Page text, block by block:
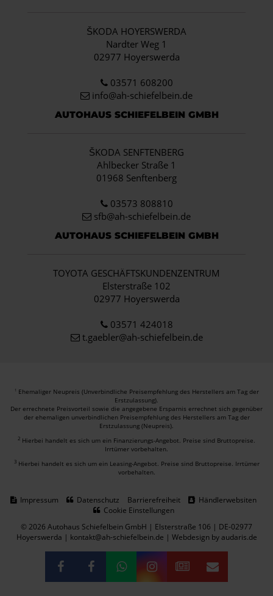
ŠKODA HOYERSWERDA
Nardter Weg 1
02977 Hoyerswerda
03571 608200
info@ah-schiefelbein.de
AUTOHAUS SCHIEFELBEIN GMBH
ŠKODA SENFTENBERG
Ahlbecker Straße 1
01968 Senftenberg
03573 808810
sfb@ah-schiefelbein.de
AUTOHAUS SCHIEFELBEIN GMBH
TOYOTA GESCHÄFTSKUNDENZENTRUM
Elsterstraße 102
02977 Hoyerswerda
03571 424018
t.gaebler@ah-schiefelbein.de
1 Ehemaliger Neupreis (Unverbindliche Preisempfehlung des Herstellers am Tag der
Erstzulassung).
Der errechnete Preisvorteil sowie die angegebene Ersparnis errechnet sich gegenüber
der ehemaligen unverbindlichen Preisempfehlung des Herstellers am Tag der
Erstzulassung (Neupreis).
2 Hierbei handelt es sich um ein Finanzierungs-Angebot. Preise sind Bruttopreise.
Irrtümer vorbehalten.
3 Hierbei handelt es sich um ein Leasing-Angebot. Preise sind Bruttopreise. Irrtümer
vorbehalten.
Impressum Datenschutz Barrierefreiheit
Händlerwebsiten
Cookie Einstellungen
© 2026 Autohaus Schiefelbein GmbH | Elsterstraße 106 | DE-02977
Hoyerswerda | kontakt@ah-schiefelbein.de | Webdesign by audaris.de